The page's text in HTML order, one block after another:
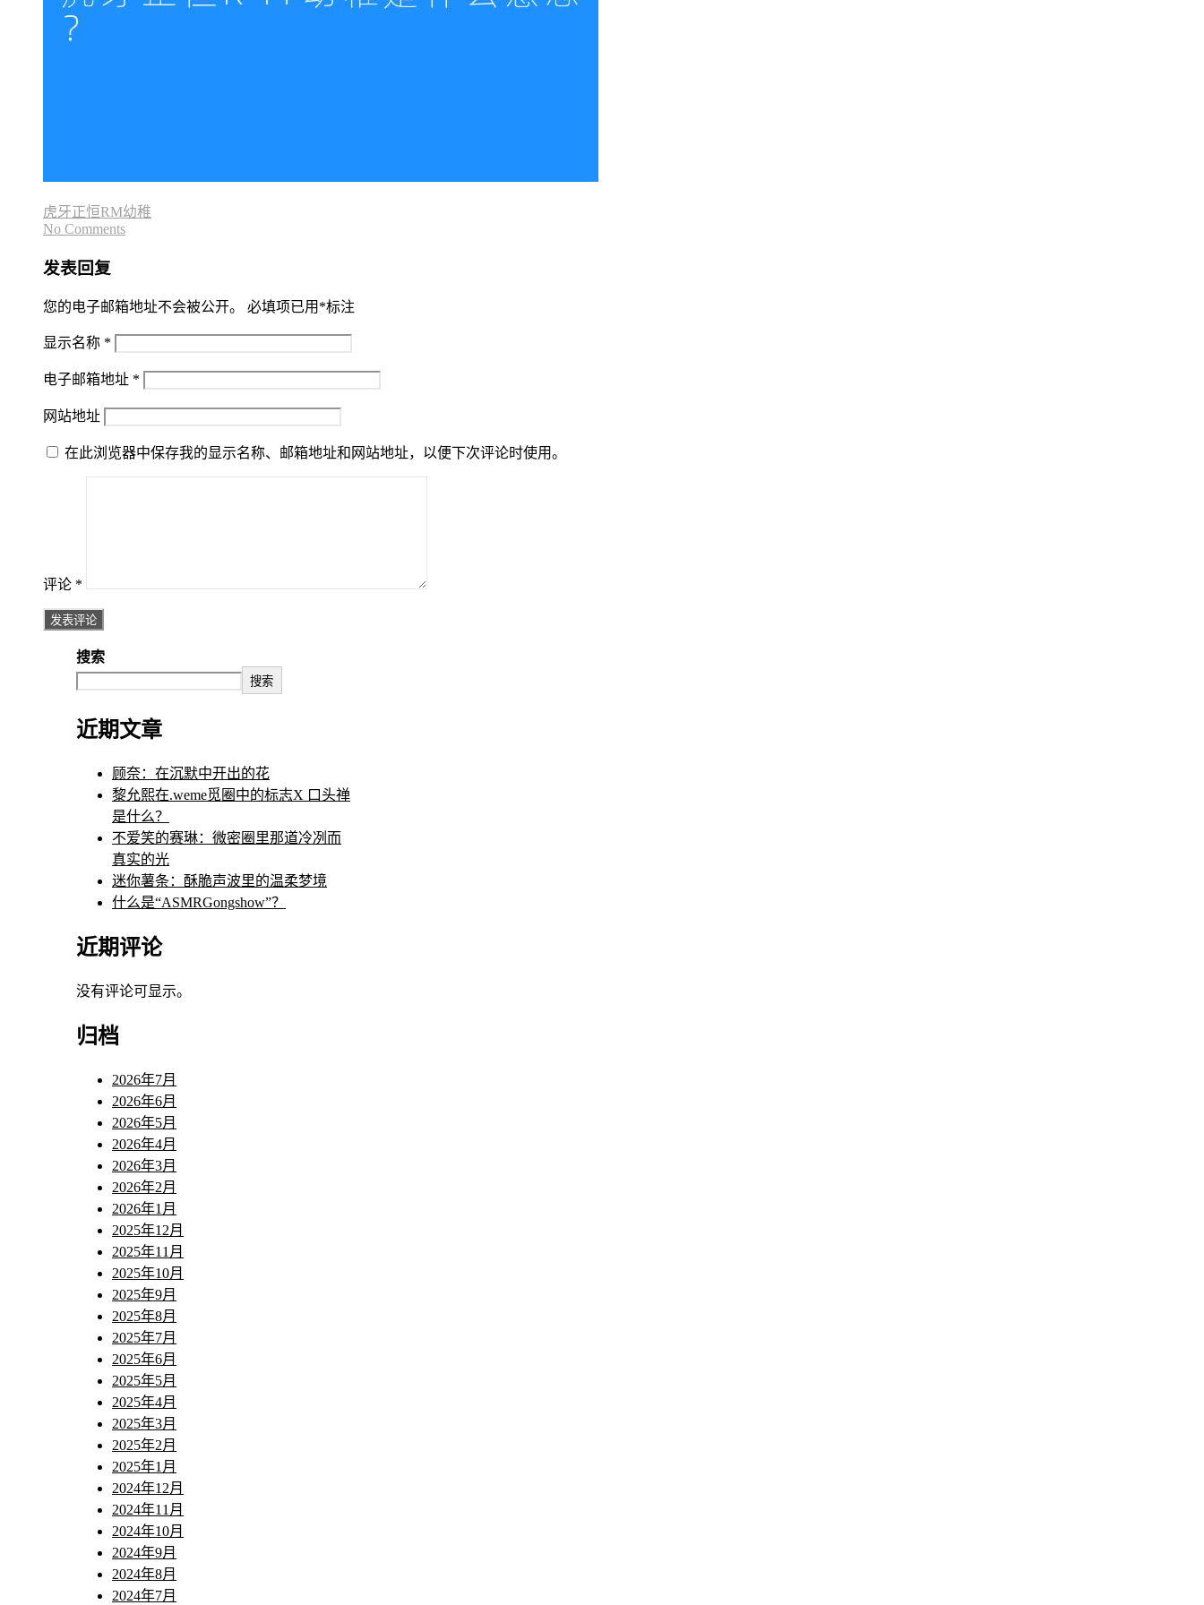
虎牙正恒RM幼稚
No Comments
发表回复
您的电子邮箱地址不会被公开。 必填项已用 *标注
显示名称 *
电子邮箱地址 *
网站地址
在此浏览器中保存我的显示名称、邮箱地址和网站地址，以便下次评论时使用。
评论 *
搜索
搜索
近期文章
顾奈：在沉默中开出的花
黎允熙在.weme觅圈中的标志X 口头禅
是什么？
不爱笑的赛琳：微密圈里那道冷冽而
真实的光
迷你薯条：酥脆声波里的温柔梦境
什么是“ASMRGongshow”？
近期评论
没有评论可显示。
归档
2026年7月
2026年6月
2026年5月
2026年4月
2026年3月
2026年2月
2026年1月
2025年12月
2025年11月
2025年10月
2025年9月
2025年8月
2025年7月
2025年6月
2025年5月
2025年4月
2025年3月
2025年2月
2025年1月
2024年12月
2024年11月
2024年10月
2024年9月
2024年8月
2024年7月